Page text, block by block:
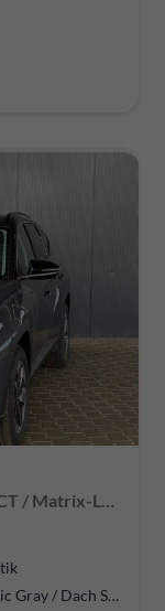
Comfort Plus 1.6 T-GDI 2WD 48V DCT / Matrix-LED Elek. Heck 360° Kam. Teilleder Shz vo + hi Alu 18"
Ecotronic Gray / Dach Schwarz